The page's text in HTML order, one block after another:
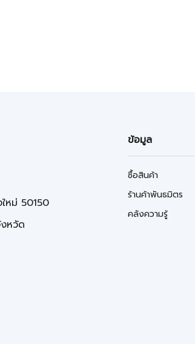
หม่ 50150
หวัด
ข้อมูล
ซื้อสินค้า
ร้านค้าพันธมิตร
คลังความรู้